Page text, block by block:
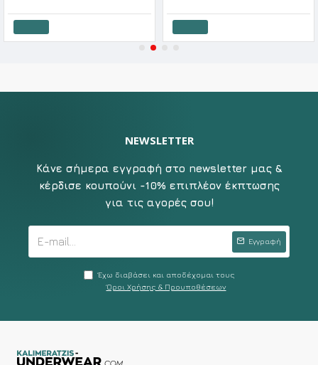
NEWSLETTER
Κάνε σήμερα εγγραφή στο newsletter μας &
κέρδισε κουπούνι -10% επιπλέον έκπτωσης
για τις αγορές σου!
Εγγραφή
Έχω διαβάσει και αποδέχομαι τους
Όροι Χρήσης & Προυποθέσεων